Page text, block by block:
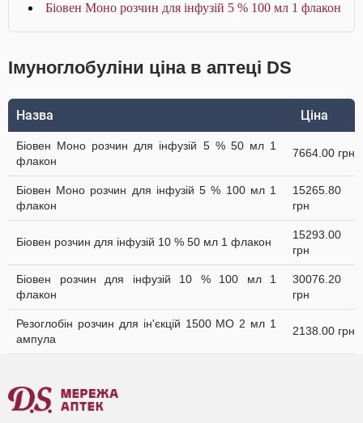
Біовен Моно розчин для інфузій 5 % 100 мл 1 флакон
Імуноглобуліни ціна в аптеці DS
Назва Ціна
Біовен Моно розчин для інфузій 5 % 50 мл 1
флакон
7664.00 грн
Біовен Моно розчин для інфузій 5 % 100 мл 1
флакон
15265.80
грн
Біовен розчин для інфузій 10 % 50 мл 1 флакон
15293.00
грн
Біовен розчин для інфузій 10 % 100 мл 1
флакон
30076.20
грн
Резоглобін розчин для ін'єкцій 1500 МО 2 мл 1
ампула
2138.00 грн